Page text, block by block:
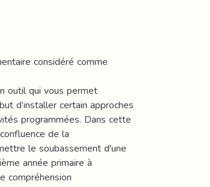
considéré comme
outil qui vous permet
d’installer certain approches
programmées. Dans cette
de la
le soubassement d'une
année primaire à
compréhension